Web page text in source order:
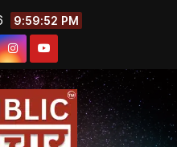
9:59:53 PM